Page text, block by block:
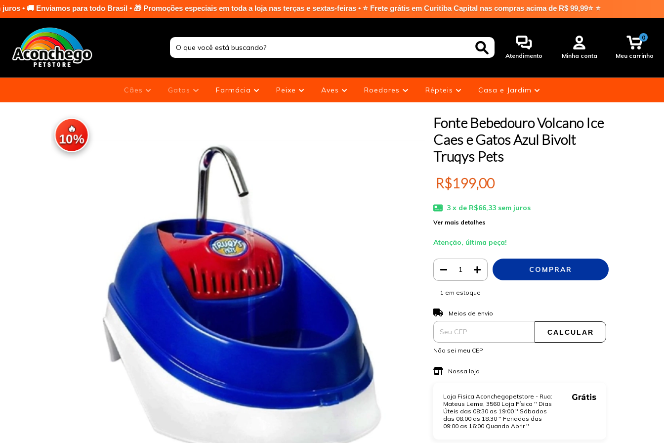
para todo Brasil • 🎁 Promoções especiais em toda a loja nas terças e sextas-feiras • ⭐ Frete grátis em Curitiba Capital nas compras acima de R$ 99,99⭐ ⭐
Atendimento Minha conta Meu carrinho
0
Cães Gatos Farmácia Peixe Aves Roedores Répteis Casa e Jardim
🔥
10%
Fonte Bebedouro Volcano Ice
Caes e Gatos Azul Bivolt
Truqys Pets
R$199,00
3 x de R$66,33 sem juros
Ver mais detalhes
Atenção, última peça!
1 em estoque
Entregas para o CEP:
Meios de envio
CALCULAR
Não sei meu CEP
Nossa loja
Loja Fisica Aconchegopetstore - Rua:
Mateus Leme, 3560 Loja Física '' Dias
Úteis das 08:30 as 19:00 '' Sábados
das 08:00 as 18:30 '' Feriados das
09:00 as 16:00 Quando Abrir ''
Grátis